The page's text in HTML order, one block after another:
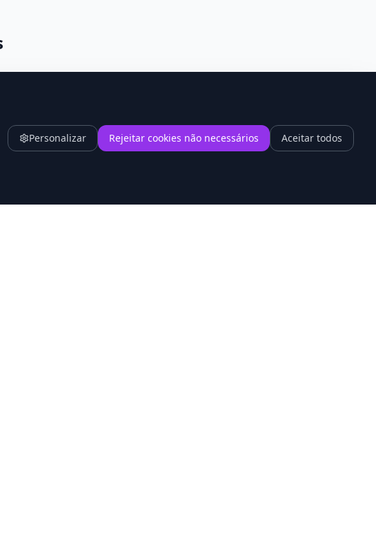
Chrome 148 promete acabar com a
Personalizar Rejeitar cookies não necessários Aceitar todos